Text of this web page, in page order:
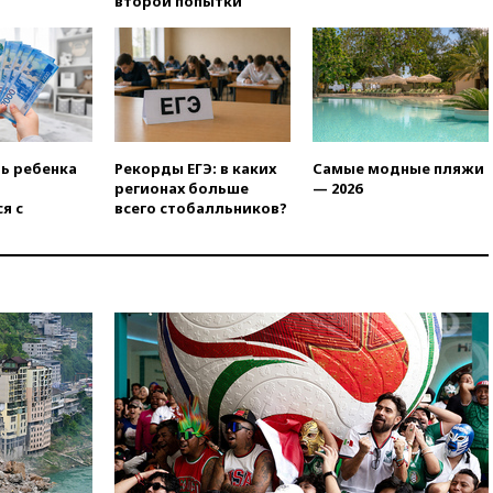
внесен законопроект об
отмене ЕГЭ
вчера, 19:50Аэропорты Сочи и
Ярославля приостановили
призвал доноров-
республиканцев поддержать
Вэнса на выборах 2028 года
вчера, 19:15Жуковский и
аэропорт Геленджика
возобновили работу
вчера, 19:00Путин уточнил
порядок присвоения воинских
званий добровольцам
вчера, 18:50Euractiv: восток
Финляндии приходит в упадок
ребенка
с
Рекорды ЕГЭ: в каких
регионах больше
всего стобалльников?
Самые модные пляжи
— 2026